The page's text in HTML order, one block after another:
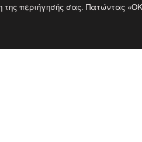
της περιήγησής σας. Πατώντας